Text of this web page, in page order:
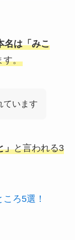
名は「みこ
す。
ています
」と言われる3
ろ5選！